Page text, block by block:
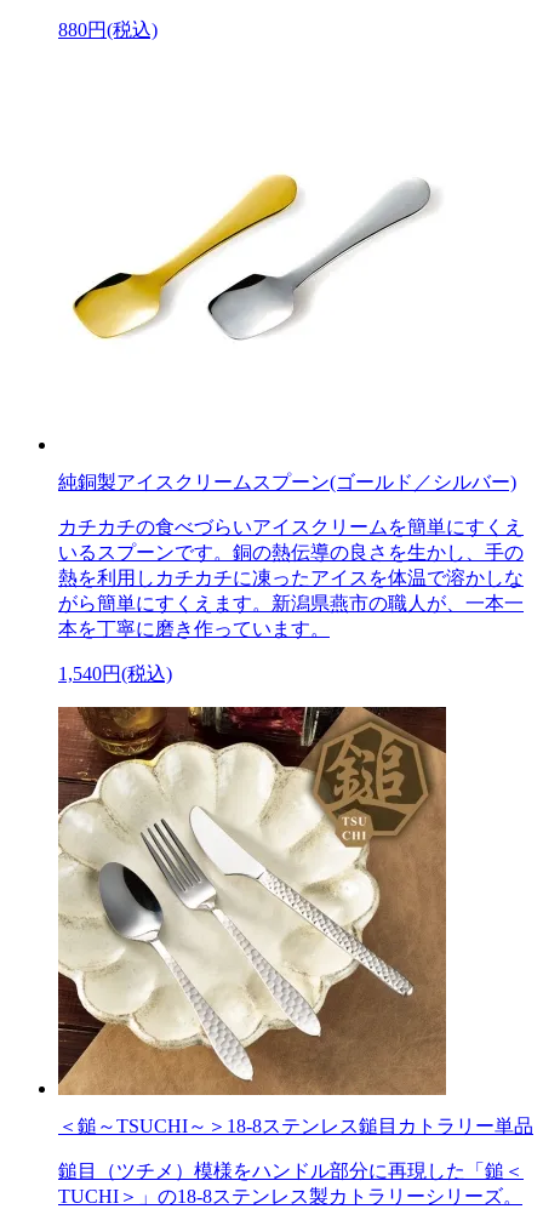
880円(税込)
純銅製アイスクリームスプーン(ゴールド／シルバー)
カチカチの食べづらいアイスクリームを簡単にすくえ
いるスプーンです。銅の熱伝導の良さを生かし、手の
熱を利用しカチカチに凍ったアイスを体温で溶かしな
がら簡単にすくえます。新潟県燕市の職人が、一本一
本を丁寧に磨き作っています。
1,540円(税込)
＜鎚～TSUCHI～＞18-8ステンレス鎚目カトラリー単品
鎚目（ツチメ）模様をハンドル部分に再現した「鎚＜
TUCHI＞」の18-8ステンレス製カトラリーシリーズ。